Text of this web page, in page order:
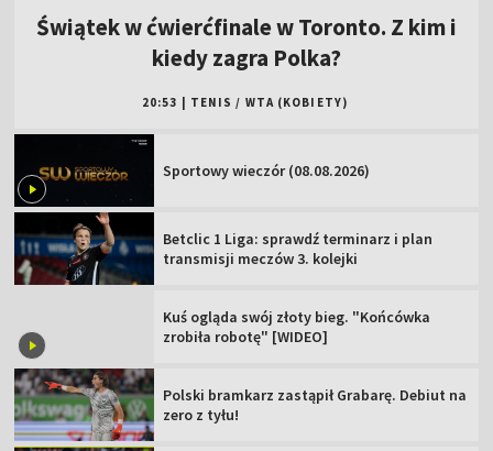
Świątek w ćwierćfinale w Toronto. Z kim i
kiedy zagra Polka?
20:53 TENIS / WTA (KOBIETY)
Sportowy wieczór (08.08.2026)
Betclic 1 Liga: sprawdź terminarz i plan
transmisji meczów 3. kolejki
Kuś ogląda swój złoty bieg. "Końcówka
zrobiła robotę" [WIDEO]
Polski bramkarz zastąpił Grabarę. Debiut na
zero z tyłu!